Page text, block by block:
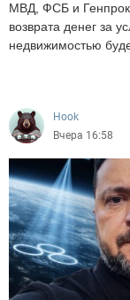
МВД, ФСБ и
возврата денег за
недвижимостью
Hook
Вчера 16:58